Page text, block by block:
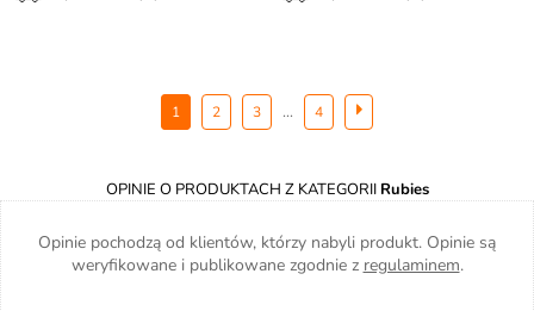
1 2 3 ... 4
OPINIE O PRODUKTACH Z KATEGORII Rubies
Opinie pochodzą od klientów, którzy nabyli produkt. Opinie są
weryfikowane i publikowane zgodnie z regulaminem.